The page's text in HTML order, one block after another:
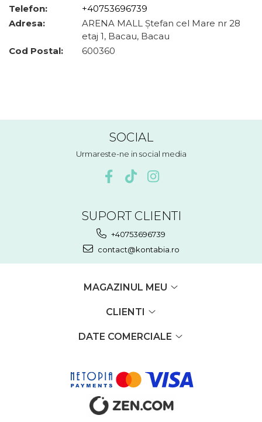
Telefon:
+40753696739
Adresa:
ARENA MALL Ștefan cel Mare nr 28
etaj 1, Bacau, Bacau
Cod Postal:
600360
SOCIAL
Urmareste-ne in social media
SUPORT CLIENTI
+40753696739
contact@kontabia.ro
MAGAZINUL MEU
CLIENTI
DATE COMERCIALE